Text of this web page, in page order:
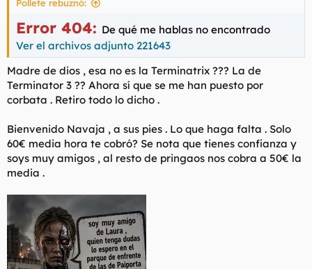
Pollete rebuznó:
Error 404: De qué me hablas no encontrado
Ver el archivos adjunto 221643
Madre de dios , esa no es la Terminatrix ??? La de
Terminator 3 ?? Ahora sí que se me han puesto por
corbata . Retiro todo lo dicho .
Bienvenido Navaja , a sus pies . Lo que haga falta . Solo
60€ media hora te cobró? Se nota que tienes confianza y
soys muy amigos , al resto de pringaos nos cobra a 50€ la
media .